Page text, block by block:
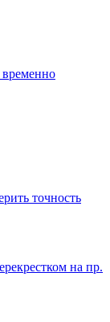
точность
на пр.